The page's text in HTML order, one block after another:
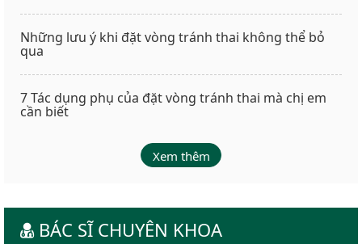
Những lưu ý khi đặt vòng tránh thai không thể bỏ
qua
7 Tác dụng phụ của đặt vòng tránh thai mà chị em
cần biết
Xem thêm
BÁC SĨ CHUYÊN KHOA